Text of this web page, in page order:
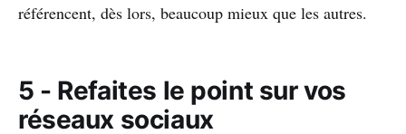
référencent, dès lors, beaucoup mieux que les autres.
5 - Refaites le point sur vos
réseaux sociaux